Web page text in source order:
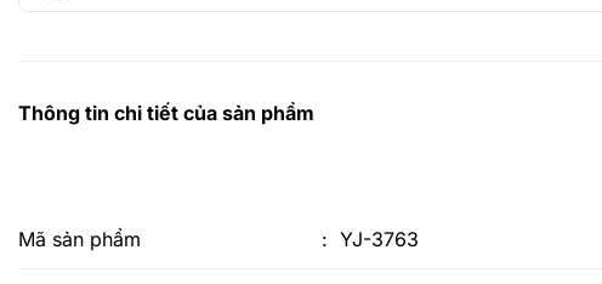
Thông tin chi tiết của sản phẩm
Mã sản phẩm : YJ-3763